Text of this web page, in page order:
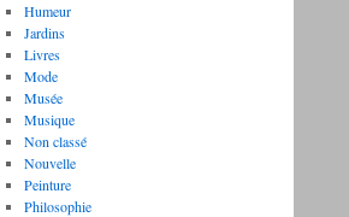
Humeur
Jardins
Livres
Mode
Musée
Musique
Non classé
Nouvelle
Peinture
Philosophie